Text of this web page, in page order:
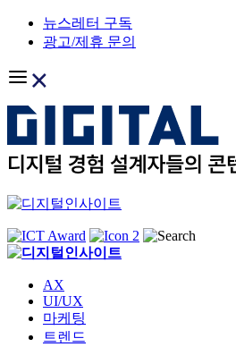
Skip
content
뉴스레터 구독
광고/제휴 문의
AX
UI/UX
마케팅
트렌드